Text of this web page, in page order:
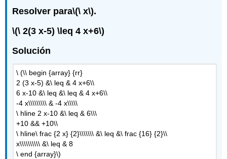
Resolver para\(\ x\).
\(\ 2(3 x-5) \leq 4 x+6\)
Solución
\ (\\ begin {array} {rr}
2 (3 x-5) &\ leq & 4 x+6\\
6 x-10 &\ leq &\ leq & 4 x+6\\
-4 x\\\\\\\\\ & -4 x\\\\\
\ hline 2 x-10 &\ leq & 6\\\
+10 && +10\\
\ hline\ frac {2 x} {2}\\\\\\\ &\ leq &\ frac {16} {2}\\
x\\\\\\\\\\ &\ leq & 8
\ end {array}\)